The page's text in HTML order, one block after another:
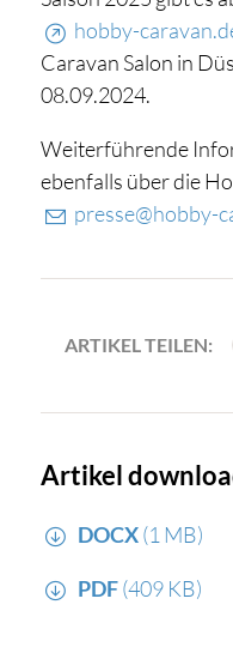
hobby-
Caravan Salon in
08.09.2024.
Weiterführende
ebenfalls über die
presse@hobby-
ARTIKEL TEILEN:
Artikel
DOCX(1 MB)
PDF(409 KB)